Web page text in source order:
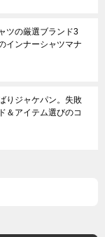
ツの厳選ブランド3
インナーシャツマナ
りジャケパン。失敗
＆アイテム選びのコ